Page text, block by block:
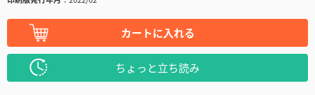
カートに入れる
ちょっと立ち読み